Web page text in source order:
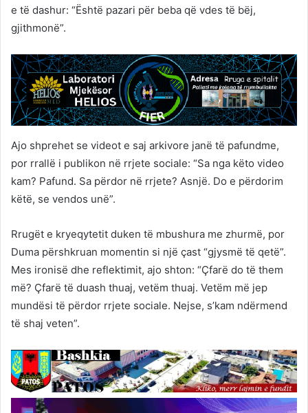
e të dashur: “Është pazari për beba që vdes të bëj,
gjithmonë”.
Ajo shprehet se videot e saj arkivore janë të pafundme,
por rrallë i publikon në rrjete sociale: “Sa nga këto video
kam? Pafund. Sa përdor në rrjete? Asnjë. Do e përdorim
këtë, se vendos unë”.
Rrugët e kryeqytetit duken të mbushura me zhurmë, por
Duma përshkruan momentin si një çast “gjysmë të qetë”.
Mes ironisë dhe reflektimit, ajo shton: “Çfarë do të them
më? Çfarë të duash thuaj, vetëm thuaj. Vetëm më jep
mundësi të përdor rrjete sociale. Nejse, s’kam ndërmend
të shaj veten”.